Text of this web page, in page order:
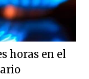
horas en el